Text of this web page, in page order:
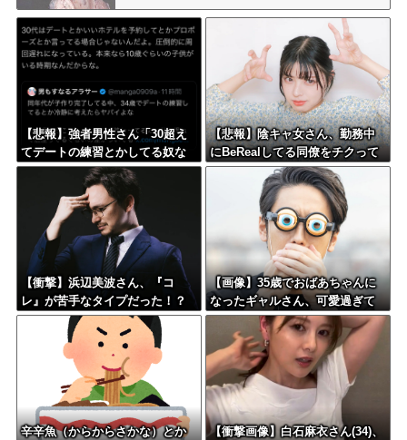
【悲報】強者男性さん「30超え
てデートの練習とかしてる奴な
んなんだ？普通は10代の子供が
【悲報】陰キャ女さん、勤務中
にBeRealしてる同僚をチクって
クビにさせたエピソードを大公
開←これガチだと思
う？？？？？
【衝撃】浜辺美波さん、『コ
レ』が苦手なタイプだった！？
←お世話してあげたい弱男が大
量沸きしてしまうw w w w w w
【画像】35歳でおばあちゃんに
なったギャルさん、可愛過ぎて
嫉妬不可避w w w w w w w w w
辛辛魚（からからさかな）とか
【衝撃画像】白石麻衣さん(34)、